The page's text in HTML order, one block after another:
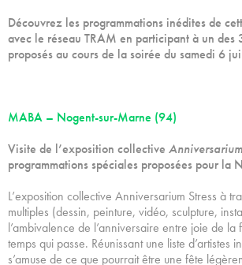
Découvrez les programmations inédites de
avec le réseau TRAM en participant à un des
proposés au cours de la soirée du samedi 6
MABA – Nogent-sur-Marne (94)
Visite de l’exposition collective
programmations spéciales proposées pour la
L’exposition collective Anniversarium Stress à
multiples (dessin, peinture, vidéo, sculpture,
l’ambivalence de l’anniversaire entre joie de
temps qui passe. Réunissant une liste d’artistes
s’amuse de ce que pourrait être une fête